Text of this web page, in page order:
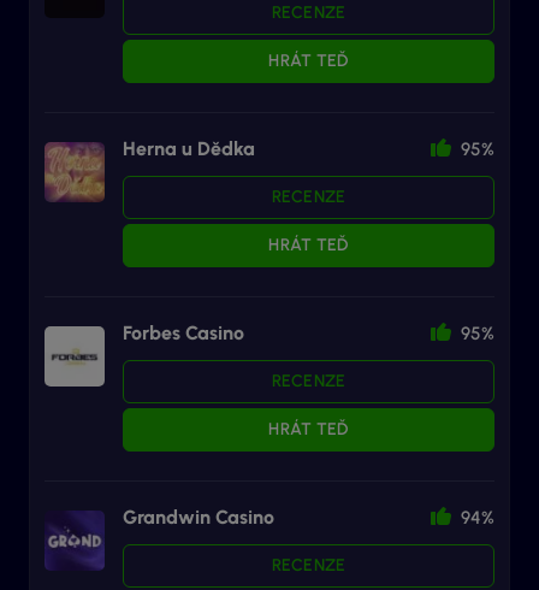
RECENZE
HRÁT TEĎ
Herna u Dědka 95%
RECENZE
HRÁT TEĎ
Forbes Casino 95%
RECENZE
HRÁT TEĎ
Grandwin Casino 94%
RECENZE